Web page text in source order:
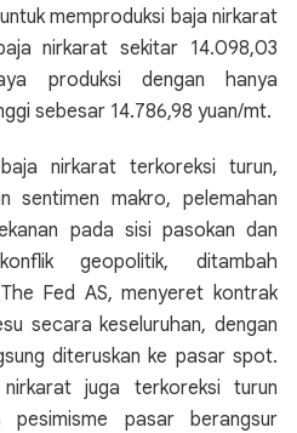
memproduksi baja nirkarat
nirkarat sekitar 14.098,03
produksi dengan hanya
sebesar 14.786,98 yuan/mt.
nirkarat terkoreksi turun,
sentimen makro, pelemahan
pada sisi pasokan dan
geopolitik, ditambah
Fed AS, menyeret kontrak
secara keseluruhan, dengan
diteruskan ke pasar spot.
juga terkoreksi turun
pesimisme pasar berangsur